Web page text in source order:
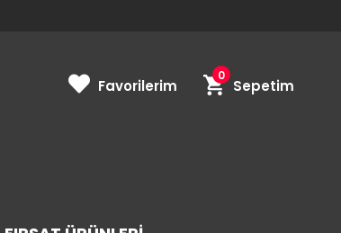
Sepetim
0
Favorilerim